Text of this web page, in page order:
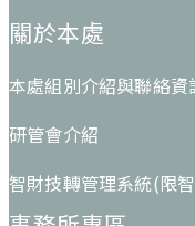
關於本處
本處組別介紹與聯絡資
研管會介紹
智財技轉管理系統(限